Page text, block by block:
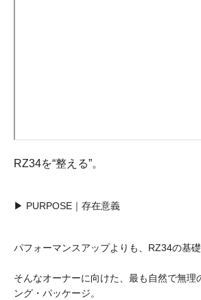
RZ34を“整える”。
▶ PURPOSE｜存在意義
パフォーマンスアップよりも、RZ34の基礎
そんなオーナーに向けた、最も自然で無理
ング・パッケージ。